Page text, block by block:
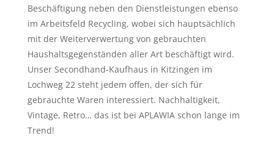
Beschäftigung neben den Dienstleistungen ebenso
im Arbeitsfeld Recycling, wobei sich hauptsächlich
mit der Weiterverwertung von gebrauchten
Haushaltsgegenständen aller Art beschäftigt wird.
Unser Secondhand-Kaufhaus in Kitzingen im
Lochweg 22 steht jedem offen, der sich für
gebrauchte Waren interessiert. Nachhaltigkeit,
Vintage, Retro… das ist bei APLAWIA schon lange im
Trend!